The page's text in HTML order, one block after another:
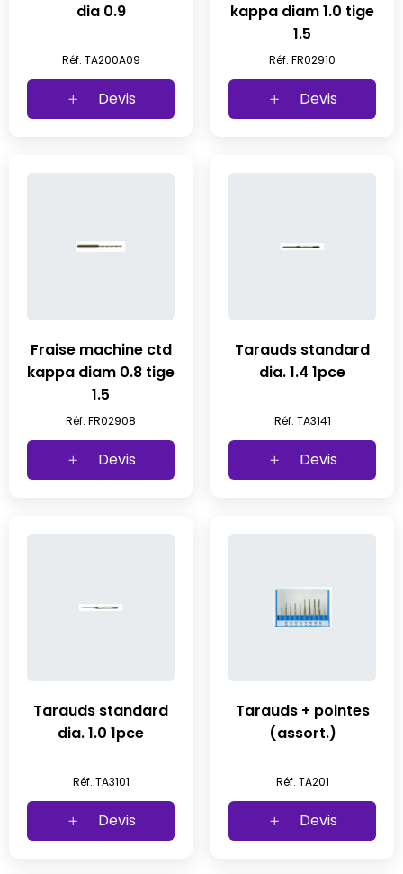
dia 0.9
Réf. TA200A09
Devis
kappa diam 1.0 tige
1.5
Réf. FR02910
Devis
Fraise machine ctd
kappa diam 0.8 tige
1.5
Réf. FR02908
Devis
Tarauds standard
dia. 1.4 1pce
Réf. TA3141
Devis
Tarauds standard
dia. 1.0 1pce
Réf. TA3101
Devis
Tarauds + pointes
(assort.)
Réf. TA201
Devis